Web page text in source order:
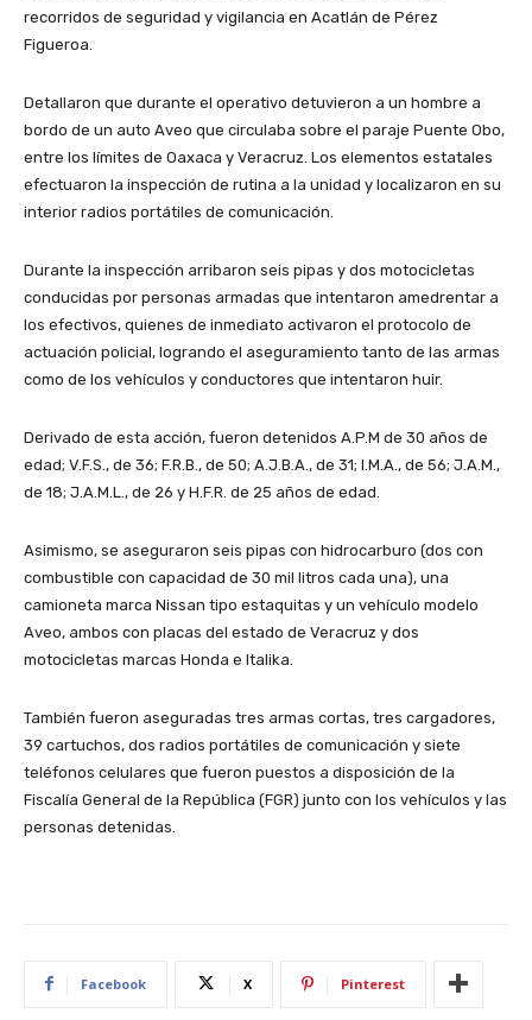
recorridos de seguridad y vigilancia en Acatlán de Pérez
Figueroa.
Detallaron que durante el operativo detuvieron a un hombre a
bordo de un auto Aveo que circulaba sobre el paraje Puente Obo,
entre los límites de Oaxaca y Veracruz. Los elementos estatales
efectuaron la inspección de rutina a la unidad y localizaron en su
interior radios portátiles de comunicación.
Durante la inspección arribaron seis pipas y dos motocicletas
conducidas por personas armadas que intentaron amedrentar a
los efectivos, quienes de inmediato activaron el protocolo de
actuación policial, logrando el aseguramiento tanto de las armas
como de los vehículos y conductores que intentaron huir.
Derivado de esta acción, fueron detenidos A.P.M de 30 años de
edad; V.F.S., de 36; F.R.B., de 50; A.J.B.A., de 31; I.M.A., de 56; J.A.M.,
de 18; J.A.M.L., de 26 y H.F.R. de 25 años de edad.
Asimismo, se aseguraron seis pipas con hidrocarburo (dos con
combustible con capacidad de 30 mil litros cada una), una
camioneta marca Nissan tipo estaquitas y un vehículo modelo
Aveo, ambos con placas del estado de Veracruz y dos
motocicletas marcas Honda e Italika.
También fueron aseguradas tres armas cortas, tres cargadores,
39 cartuchos, dos radios portátiles de comunicación y siete
teléfonos celulares que fueron puestos a disposición de la
Fiscalía General de la República (FGR) junto con los vehículos y las
personas detenidas.
Facebook X Pinterest